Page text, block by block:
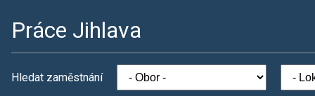
Práce Jihlava
Hledat zaměstnání